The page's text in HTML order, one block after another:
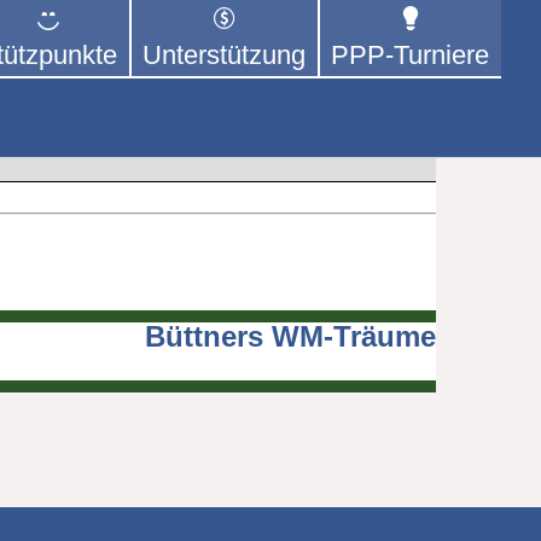
der sich – mit dem Mittel
kümmert.
Unterstützung PPP-Turniere
Büttners WM-Träume